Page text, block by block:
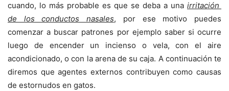
cuando, lo más probable es que se deba a una irritación
de los conductos nasales, por ese motivo puedes
comenzar a buscar patrones por ejemplo saber si ocurre
luego de encender un incienso o vela, con el aire
acondicionado, o con la arena de su caja. A continuación te
diremos que agentes externos contribuyen como causas
de estornudos en gatos.